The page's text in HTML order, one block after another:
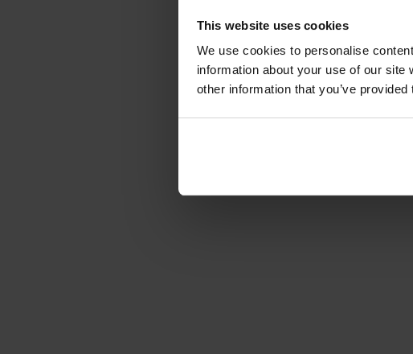
This website uses cookies
We use cookies to personalise
information about your use of our
other information that you’ve